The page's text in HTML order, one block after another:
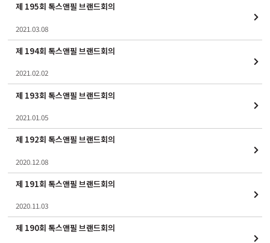
제 195회 톡스앤필 브랜드회의
2021.03.08
제 194회 톡스앤필 브랜드회의
2021.02.02
제 193회 톡스앤필 브랜드회의
2021.01.05
제 192회 톡스앤필 브랜드회의
2020.12.08
제 191회 톡스앤필 브랜드회의
2020.11.03
제 190회 톡스앤필 브랜드회의